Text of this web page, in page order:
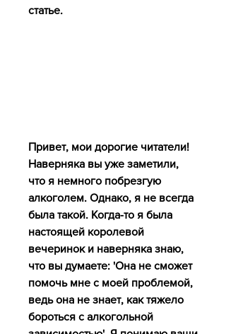
статье.
Привет, мои дорогие читатели!
Наверняка вы уже заметили,
что я немного побрезгую
алкоголем. Однако, я не всегда
была такой. Когда-то я была
настоящей королевой
вечеринок и наверняка знаю,
что вы думаете: 'Она не сможет
помочь мне с моей проблемой,
ведь она не знает, как тяжело
бороться с алкогольной